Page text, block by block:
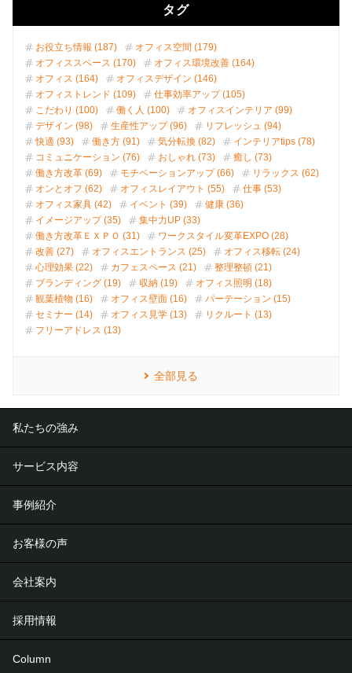
タグ
お役立ち情報 (187)
オフィス空間 (179)
オフィススペース (170)
オフィス環境改善 (164)
オフィス (164)
オフィスデザイン (146)
オフィストレンド (109)
仕事効率アップ (105)
こだわり (100)
働く人 (100)
オフィスインテリア (99)
デザイン (98)
生産性アップ (96)
リフレッシュ (94)
快適 (93)
働き方 (91) 気分転換 (82)
インテリアtips (78)
コミュニケーション (76)
おしゃれ (73)
癒し (73)
働き方改革 (69)
モチベーションアップ (66)
リラックス (62)
オンとオフ (62)
オフィスレイアウト (55)
仕事 (53)
オフィス家具 (42)
イベント (39)
健康 (36)
イメージアップ (35)
集中力UP (33)
働き方改革ＥＸＰＯ (31)
ワークスタイル変革EXPO (28)
改善 (27)
オフィスエントランス (25)
オフィス移転 (24)
心理効果 (22)
カフェスペース (21)
整理整頓 (21)
ブランディング (19)
収納 (19)
オフィス照明 (18)
観葉植物 (16)
オフィス壁面 (16)
パーテーション (15)
セミナー (14)
オフィス見学 (13)
リクルート (13)
フリーアドレス (13)
全部見る
私たちの強み
サービス内容
事例紹介
お客様の声
会社案内
採用情報
Column